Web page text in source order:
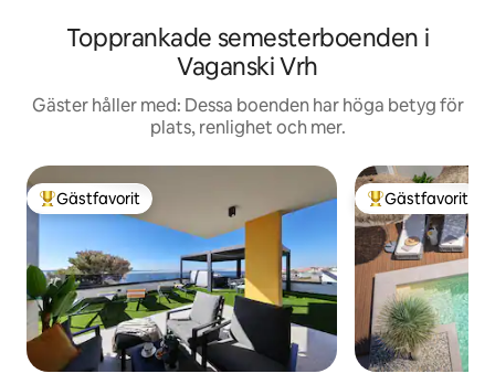
Topprankade semesterboenden i
Vaganski Vrh
Gäster håller med: Dessa boenden har höga betyg för
plats, renlighet och mer.
Populär gästfavorit
Gästfavorit Populär
Gästfavorit